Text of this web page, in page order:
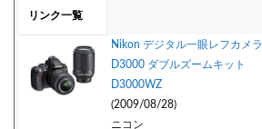
リンク一覧
Nikon デジタル一眼レフカメラ
D3000 ダブルズームキット
D3000WZ
(2009/08/28)
ニコン